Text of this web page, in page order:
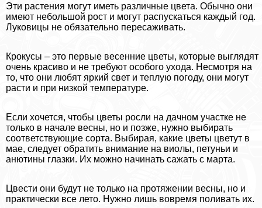
Эти растения могут иметь различные цвета. Обычно они
имеют небольшой рост и могут распускаться каждый год.
Луковицы не обязательно пересаживать.
Крокусы – это первые весенние цветы, которые выглядят
очень красиво и не требуют особого ухода. Несмотря на
то, что они любят яркий свет и теплую погоду, они могут
расти и при низкой температуре.
Если хочется, чтобы цветы росли на дачном участке не
только в начале весны, но и позже, нужно выбирать
соответствующие сорта. Выбирая, какие цветы цветут в
мае, следует обратить внимание на виолы, петуньи и
анютины глазки. Их можно начинать сажать с марта.
Цвести они будут не только на протяжении весны, но и
пpaктически все лето. Нужно лишь вовремя поливать их.